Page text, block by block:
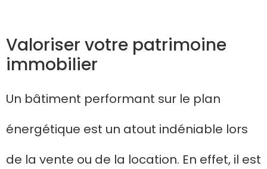
Valoriser votre patrimoine
immobilier
Un bâtiment performant sur le plan
énergétique est un atout indéniable lors
de la vente ou de la location. En effet, il est